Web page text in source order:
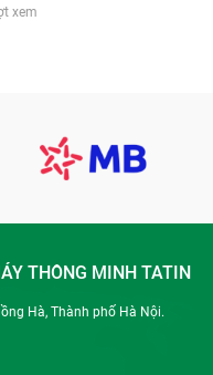
xem
THÔNG MINH TATIN
Hà, Thành phố Hà Nội.